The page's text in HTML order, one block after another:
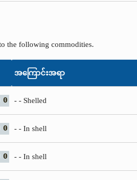
the following commodities.
အကြောင်းအရာ
0 - - Shelled
0 - - In shell
0 - - In shell